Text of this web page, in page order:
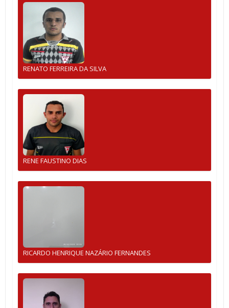
RENATO FERREIRA DA SILVA
RENE FAUSTINO DIAS
RICARDO HENRIQUE NAZÁRIO FERNANDES